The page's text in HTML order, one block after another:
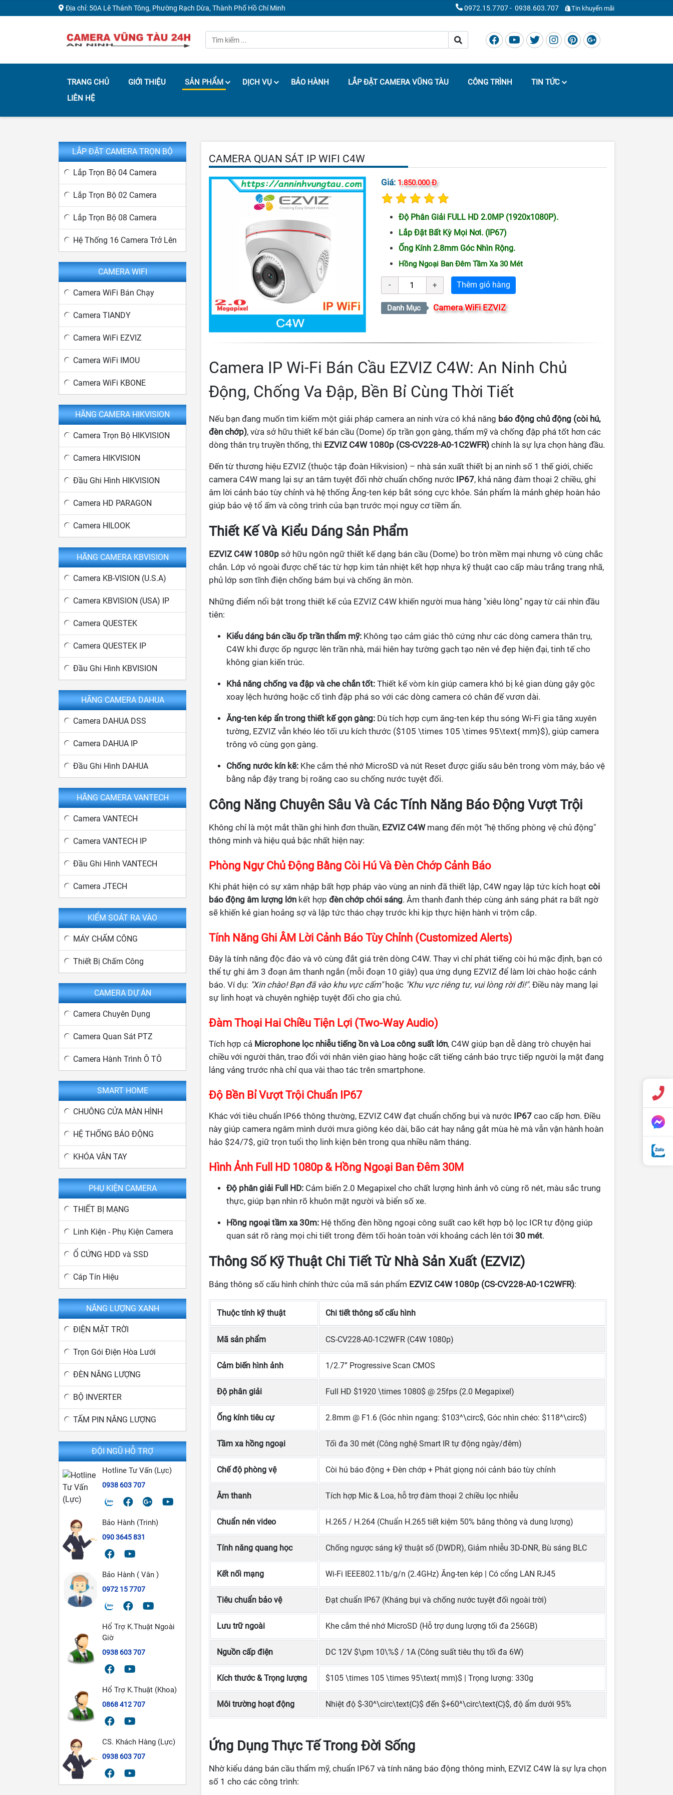
Địa chỉ: 50A Lê Thánh Tông, Phường Rạch Dừa, Thành Phố Hồ Chí Minh 0972.15.7707- 0938.603.707 Tin khuyến mãi
TRANG CHỦ GIỚI THIỆU SẢN PHẨM DỊCH VỤ BẢO HÀNH LẮP ĐẶT CAMERA VŨNG TÀU CÔNG TRÌNH
TIN TỨC
LIÊN HỆ
CAMERA QUAN SÁT IP WIFI C4W
Giá: 1.850.000 Đ
Độ Phân Giải FULL HD 2.0MP (1920x1080P).
Lắp Đặt Bất Kỳ Mọi Nơi. (IP67)
Ống Kính 2.8mm Góc Nhìn Rộng.
Hồng Ngoại Ban Đêm Tầm Xa 30 Mét
Thêm giỏ hàng
Danh Mục Camera WiFi EZVIZ
Camera IP Wi-Fi Bán Cầu EZVIZ C4W: An Ninh Chủ
Động, Chống Va Đập, Bền Bỉ Cùng Thời Tiết
Nếu bạn đang muốn tìm kiếm một giải pháp camera an ninh vừa có khả năng báo động chủ động (còi hú,
đèn chớp), vừa sở hữu thiết kế bán cầu (Dome) ốp trần gọn gàng, thẩm mỹ và chống đập phá tốt hơn các
dòng thân trụ truyền thống, thì EZVIZ C4W 1080p (CS-CV228-A0-1C2WFR) chính là sự lựa chọn hàng đầu.
Đến từ thương hiệu EZVIZ (thuộc tập đoàn Hikvision) – nhà sản xuất thiết bị an ninh số 1 thế giới, chiếc
camera C4W mang lại sự an tâm tuyệt đối nhờ chuẩn chống nước IP67, khả năng đàm thoại 2 chiều, ghi
âm lời cảnh báo tùy chỉnh và hệ thống Ăng-ten kép bắt sóng cực khỏe. Sản phẩm là mảnh ghép hoàn hảo
giúp bảo vệ tổ ấm và công trình của bạn trước mọi nguy cơ tiềm ẩn.
Thiết Kế Và Kiểu Dáng Sản Phẩm
EZVIZ C4W 1080p sở hữu ngôn ngữ thiết kế dạng bán cầu (Dome) bo tròn mềm mại nhưng vô cùng chắc
chắn. Lớp vỏ ngoài được chế tác từ hợp kim tản nhiệt kết hợp nhựa kỹ thuật cao cấp màu trắng trang nhã,
phủ lớp sơn tĩnh điện chống bám bụi và chống ăn mòn.
Những điểm nổi bật trong thiết kế của EZVIZ C4W khiến người mua hàng "xiêu lòng" ngay từ cái nhìn đầu
tiên:
Kiểu dáng bán cầu ốp trần thẩm mỹ: Không tạo cảm giác thô cứng như các dòng camera thân trụ,
C4W khi được ốp ngược lên trần nhà, mái hiên hay tường gạch tạo nên vẻ đẹp hiện đại, tinh tế cho
không gian kiến trúc.
Khả năng chống va đập và che chắn tốt: Thiết kế vòm kín giúp camera khó bị kẻ gian dùng gậy gộc
xoay lệch hướng hoặc cố tình đập phá so với các dòng camera có chân đế vươn dài.
Ăng-ten kép ẩn trong thiết kế gọn gàng: Dù tích hợp cụm ăng-ten kép thu sóng Wi-Fi gia tăng xuyên
tường, EZVIZ vẫn khéo léo tối ưu kích thước ($105 \times 105 \times 95\text{ mm}$), giúp camera
trông vô cùng gọn gàng.
Chống nước kín kẽ: Khe cắm thẻ nhớ MicroSD và nút Reset được giấu sâu bên trong vòm máy, bảo vệ
bằng nắp đậy trang bị roăng cao su chống nước tuyệt đối.
Công Năng Chuyên Sâu Và Các Tính Năng Báo Động Vượt Trội
Không chỉ là một mắt thần ghi hình đơn thuần, EZVIZ C4Wmang đến một "hệ thống phòng vệ chủ động"
thông minh và hiệu quả bậc nhất hiện nay:
Phòng Ngự Chủ Động Bằng Còi Hú Và Đèn Chớp Cảnh Báo
Khi phát hiện có sự xâm nhập bất hợp pháp vào vùng an ninh đã thiết lập, C4W ngay lập tức kích hoạt còi
báo động âm lượng lớn kết hợp đèn chớp chói sáng. Âm thanh đanh thép cùng ánh sáng phát ra bất ngờ
sẽ khiến kẻ gian hoảng sợ và lập tức tháo chạy trước khi kịp thực hiện hành vi trộm cắp.
Tính Năng Ghi ÂM Lời Cảnh Báo Tùy Chỉnh (Customized Alerts)
Đây là tính năng độc đáo và vô cùng đắt giá trên dòng C4W. Thay vì chỉ phát tiếng còi hú mặc định, bạn có
thể tự ghi âm 3 đoạn âm thanh ngắn (mỗi đoạn 10 giây) qua ứng dụng EZVIZ để làm lời chào hoặc cảnh
báo. Ví dụ: "Xin chào! Bạn đã vào khu vực cấm"hoặc "Khu vực riêng tư, vui lòng rời đi!". Điều này mang lại
sự linh hoạt và chuyên nghiệp tuyệt đối cho gia chủ.
Đàm Thoại Hai Chiều Tiện Lợi (Two-Way Audio)
Tích hợp cả Microphone lọc nhiễu tiếng ồn và Loa công suất lớn, C4W giúp bạn dễ dàng trò chuyện hai
chiều với người thân, trao đổi với nhân viên giao hàng hoặc cất tiếng cảnh báo trực tiếp người lạ mặt đang
lảng vảng trước nhà chỉ qua vài thao tác trên smartphone.
Độ Bền Bỉ Vượt Trội Chuẩn IP67
Khác với tiêu chuẩn IP66 thông thường, EZVIZ C4W đạt chuẩn chống bụi và nước IP67 cao cấp hơn. Điều
này giúp camera ngâm mình dưới mưa giông kéo dài, bão cát hay nắng gắt mùa hè mà vẫn vận hành hoàn
hảo $24/7$, giữ trọn tuổi thọ linh kiện bên trong qua nhiều năm tháng.
Hình Ảnh Full HD 1080p & Hồng Ngoại Ban Đêm 30M
Độ phân giải Full HD: Cảm biến 2.0 Megapixel cho chất lượng hình ảnh vô cùng rõ nét, màu sắc trung
thực, giúp bạn nhìn rõ khuôn mặt người và biển số xe.
Hồng ngoại tầm xa 30m: Hệ thống đèn hồng ngoại công suất cao kết hợp bộ lọc ICR tự động giúp
quan sát rõ ràng mọi chi tiết trong đêm tối hoàn toàn với khoảng cách lên tới 30 mét.
Thông Số Kỹ Thuật Chi Tiết Từ Nhà Sản Xuất (EZVIZ)
Bảng thông số cấu hình chính thức của mã sản phẩm EZVIZ C4W 1080p (CS-CV228-A0-1C2WFR):
Thuộc tính kỹ thuật Chi tiết thông số cấu hình
Mã sản phẩm CS-CV228-A0-1C2WFR (C4W 1080p)
Cảm biến hình ảnh 1/2.7” Progressive Scan CMOS
Độ phân giải Full HD $1920 \times 1080$ @ 25fps (2.0 Megapixel)
Ống kính tiêu cự 2.8mm @ F1.6 (Góc nhìn ngang: $103^\circ$, Góc nhìn chéo: $118^\circ$)
Tầm xa hồng ngoại Tối đa 30 mét (Công nghệ Smart IR tự động ngày/đêm)
Chế độ phòng vệ Còi hú báo động + Đèn chớp + Phát giọng nói cảnh báo tùy chỉnh
Âm thanh Tích hợp Mic & Loa, hỗ trợ đàm thoại 2 chiều lọc nhiễu
Chuẩn nén video H.265 / H.264 (Chuẩn H.265 tiết kiệm 50% băng thông và dung lượng)
Tính năng quang học Chống ngược sáng kỹ thuật số (DWDR), Giảm nhiễu 3D-DNR, Bù sáng BLC
Kết nối mạng Wi-Fi IEEE802.11b/g/n (2.4GHz) Ăng-ten kép | Có cổng LAN RJ45
Tiêu chuẩn bảo vệ Đạt chuẩn IP67 (Kháng bụi và chống nước tuyệt đối ngoài trời)
Lưu trữ ngoài Khe cắm thẻ nhớ MicroSD (Hỗ trợ dung lượng tối đa 256GB)
Nguồn cấp điện DC 12V $\pm 10\%$ / 1A (Công suất tiêu thụ tối đa 6W)
Kích thước & Trọng lượng $105 \times 105 \times 95\text{ mm}$ | Trọng lượng: 330g
Môi trường hoạt động Nhiệt độ $-30^\circ\text{C}$ đến $+60^\circ\text{C}$, độ ẩm dưới 95%
Ứng Dụng Thực Tế Trong Đời Sống
Nhờ kiểu dáng bán cầu thẩm mỹ, chuẩn IP67 và tính năng báo động thông minh, EZVIZ C4W là sự lựa chọn
số 1 cho các công trình:
LẮP ĐẶT CAMERA TRỌN BỘ
Lắp Trọn Bộ 04 Camera
Lắp Trọn Bộ 02 Camera
Lắp Trọn Bộ 08 Camera
Hệ Thống 16 Camera Trở Lên
CAMERA WIFI
Camera WiFi Bán Chạy
Camera TIANDY
Camera WiFi EZVIZ
Camera WiFi IMOU
Camera WiFi KBONE
HÃNG CAMERA HIKVISION
Camera Trọn Bộ HIKVISION
Camera HIKVISION
Đầu Ghi Hình HIKVISION
Camera HD PARAGON
Camera HILOOK
HÃNG CAMERA KBVISION
Camera KB-VISION (U.S.A)
Camera KBVISION (USA) IP
Camera QUESTEK
Camera QUESTEK IP
Đầu Ghi Hình KBVISION
HÃNG CAMERA DAHUA
Camera DAHUA DSS
Camera DAHUA IP
Đầu Ghi Hình DAHUA
HÃNG CAMERA VANTECH
Camera VANTECH
Camera VANTECH IP
Đầu Ghi Hình VANTECH
Camera JTECH
KIỂM SOÁT RA VÀO
MÁY CHẤM CÔNG
Thiết Bị Chấm Công
CAMERA DỰ ÁN
Camera Chuyên Dụng
Camera Quan Sát PTZ
Camera Hành Trình Ô TÔ
SMART HOME
CHUÔNG CỬA MÀN HÌNH
HỆ THỐNG BÁO ĐỘNG
KHÓA VÂN TAY
PHỤ KIỆN CAMERA
THIẾT BỊ MẠNG
Linh Kiện - Phụ Kiện Camera
Ổ CỨNG HDD và SSD
Cáp Tín Hiệu
NĂNG LƯỢNG XANH
ĐIỆN MẶT TRỜI
Trọn Gói Điện Hòa Lưới
ĐÈN NĂNG LƯỢNG
BỘ INVERTER
TẤM PIN NĂNG LƯỢNG
ĐỘI NGŨ HỖ TRỢ
Hotline Tư Vấn (Lực)
0938 603 707
Bảo Hành (Trinh)
090 3645 831
Bảo Hành ( Vân )
0972 15 7707
Hổ Trợ K.Thuật Ngoài
Giờ
0938 603 707
Hổ Trợ K.Thuật (Khoa)
0868 412 707
CS. Khách Hàng (Lực)
0938 603 707